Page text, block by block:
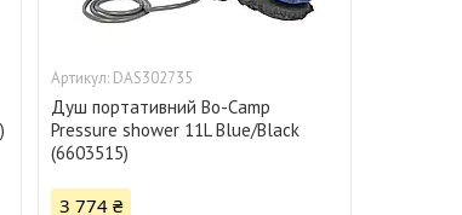
DAS302735
Душ портативний Bo-Camp
Pressure shower 11L Blue/Black
(6603515)
3 774 ₴